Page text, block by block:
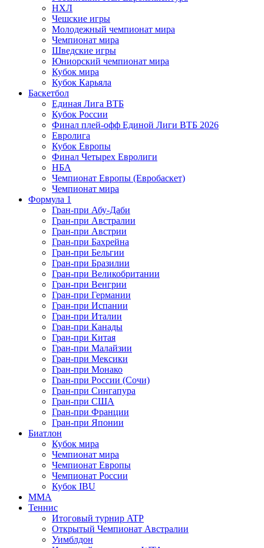
НХЛ
Чешские игры
Молодежный чемпионат мира
Чемпионат мира
Шведские игры
Юниорский чемпионат мира
Кубок мира
Кубок Карьяла
Баскетбол
Единая Лига ВТБ
Кубок России
Финал плей-офф Единой Лиги ВТБ 2026
Евролига
Кубок Европы
Финал Четырех Евролиги
НБА
Чемпионат Европы (Евробаскет)
Чемпионат мира
Формула 1
Гран-при Абу-Даби
Гран-при Австралии
Гран-при Австрии
Гран-при Бахрейна
Гран-при Бельгии
Гран-при Бразилии
Гран-при Великобритании
Гран-при Венгрии
Гран-при Германии
Гран-при Испании
Гран-при Италии
Гран-при Канады
Гран-при Китая
Гран-при Малайзии
Гран-при Мексики
Гран-при Монако
Гран-при России (Сочи)
Гран-при Сингапура
Гран-при США
Гран-при Франции
Гран-при Японии
Биатлон
Кубок мира
Чемпионат мира
Чемпионат Европы
Чемпионат России
Кубок IBU
MMA
Теннис
Итоговый турнир ATP
Открытый Чемпионат Австралии
Уимблдон